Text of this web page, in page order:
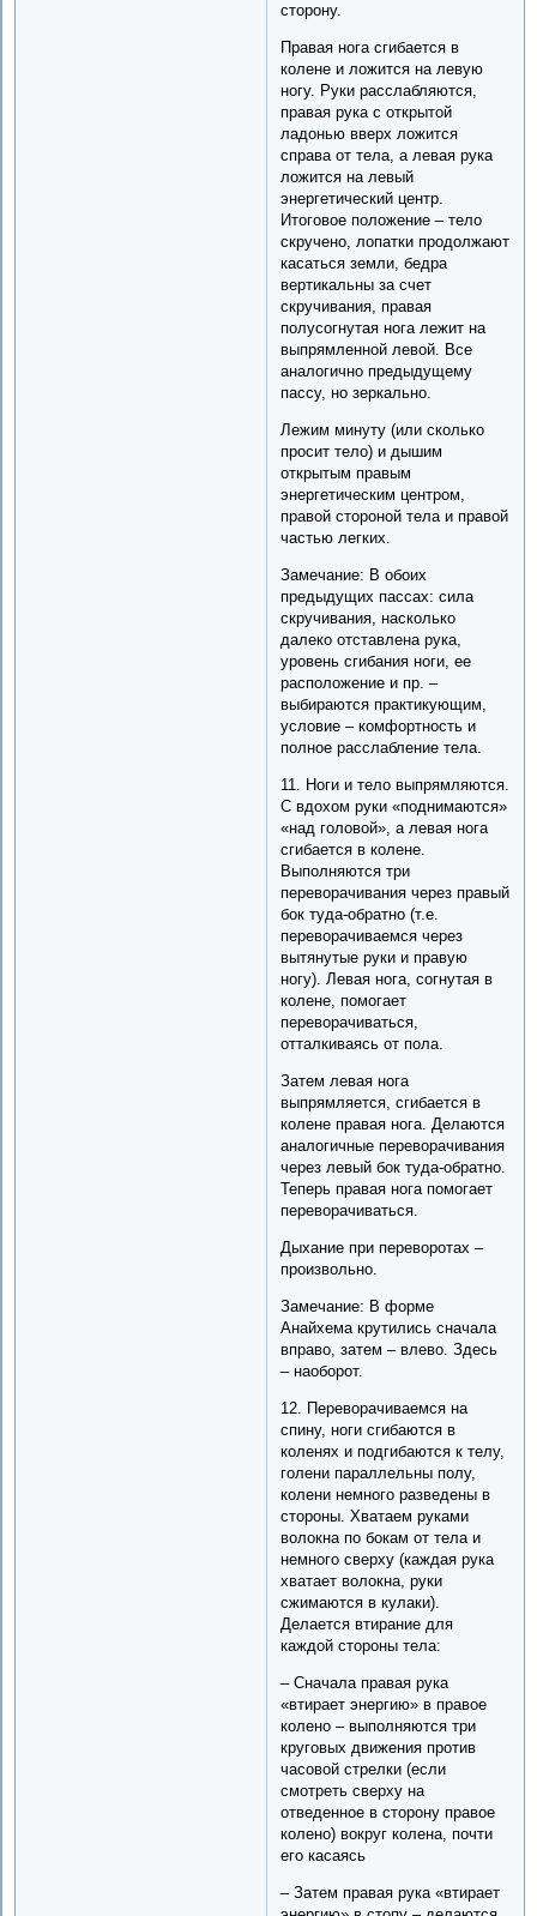
сторону.
Правая нога сгибается в
колене и ложится на левую
ногу. Руки расслабляются,
правая рука с открытой
ладонью вверх ложится
справа от тела, а левая рука
ложится на левый
энергетический центр.
Итоговое положение – тело
скручено, лопатки продолжают
касаться земли, бедра
вертикальны за счет
скручивания, правая
полусогнутая нога лежит на
выпрямленной левой. Все
аналогично предыдущему
пассу, но зеркально.
Лежим минуту (или сколько
просит тело) и дышим
открытым правым
энергетическим центром,
правой стороной тела и правой
частью легких.
Замечание: В обоих
предыдущих пассах: сила
скручивания, насколько
далеко отставлена рука,
уровень сгибания ноги, ее
расположение и пр. –
выбираются практикующим,
условие – комфортность и
полное расслабление тела.
11. Ноги и тело выпрямляются.
С вдохом руки «поднимаются»
«над головой», а левая нога
сгибается в колене.
Выполняются три
переворачивания через правый
бок туда-обратно (т.е.
переворачиваемся через
вытянутые руки и правую
ногу). Левая нога, согнутая в
колене, помогает
переворачиваться,
отталкиваясь от пола.
Затем левая нога
выпрямляется, сгибается в
колене правая нога. Делаются
аналогичные переворачивания
через левый бок туда-обратно.
Теперь правая нога помогает
переворачиваться.
Дыхание при переворотах –
произвольно.
Замечание: В форме
Анайхема крутились сначала
вправо, затем – влево. Здесь
– наоборот.
12. Переворачиваемся на
спину, ноги сгибаются в
коленях и подгибаются к телу,
голени параллельны полу,
колени немного разведены в
стороны. Хватаем руками
волокна по бокам от тела и
немного сверху (каждая рука
хватает волокна, руки
сжимаются в кулаки).
Делается втирание для
каждой стороны тела:
– Сначала правая рука
«втирает энергию» в правое
колено – выполняются три
круговых движения против
часовой стрелки (если
смотреть сверху на
отведенное в сторону правое
колено) вокруг колена, почти
его касаясь
– Затем правая рука «втирает